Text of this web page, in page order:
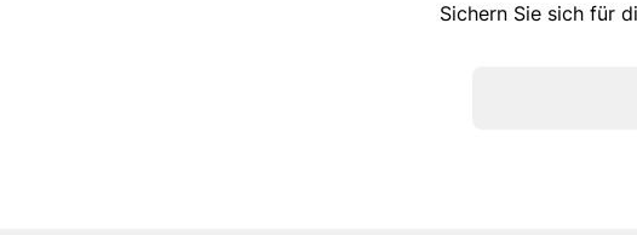
Sichern Sie sich für